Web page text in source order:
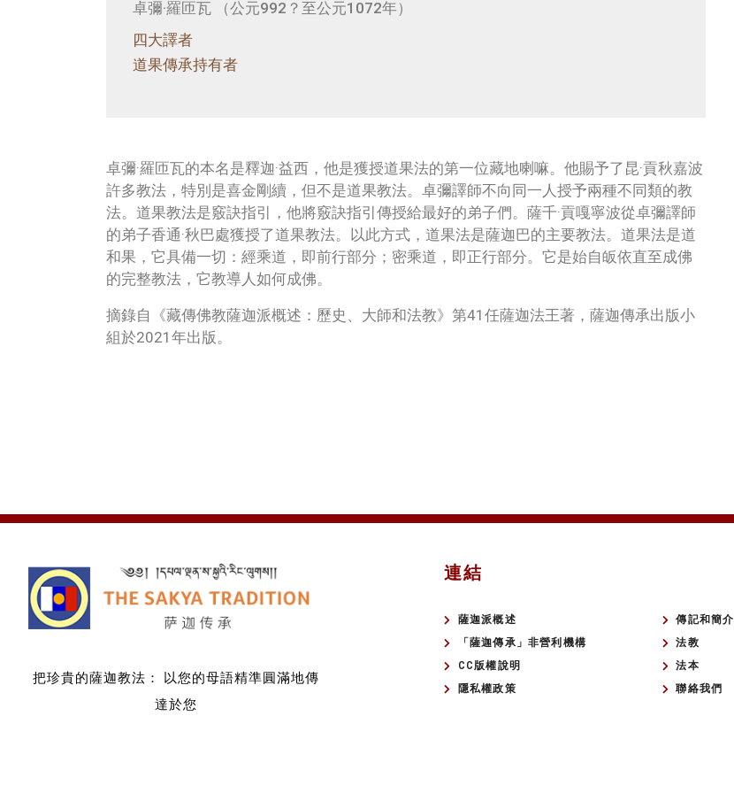
卓彌·羅匝瓦 （公元992？至公元1072年）
四大譯者
道果傳承持有者
卓彌·羅匝瓦的本名是釋迦·益西，他是獲授道果法的第一位藏地喇嘛。他賜予了昆·貢秋嘉波
許多教法，特別是喜金剛續，但不是道果教法。卓彌譯師不向同一人授予兩種不同類的教
法。道果教法是竅訣指引，他將竅訣指引傳授給最好的弟子們。薩千·貢嘎寧波從卓彌譯師
的弟子香通·秋巴處獲授了道果教法。以此方式，道果法是薩迦巴的主要教法。道果法是道
和果，它具備一切：經乘道，即前行部分；密乘道，即正行部分。它是始自皈依直至成佛
的完整教法，它教導人如何成佛。
摘錄自《藏傳佛教薩迦派概述：歷史、大師和法教》第41任薩迦法王著，薩迦傳承出版小
組於2021年出版。
把珍貴的薩迦教法：
以您的母語精準圓滿地傳
達於您
連結
薩迦派概述
「薩迦傳承」非營利機構
CC版權說明
隱私權政策
傳記和簡介
法教
法本
聯絡我們